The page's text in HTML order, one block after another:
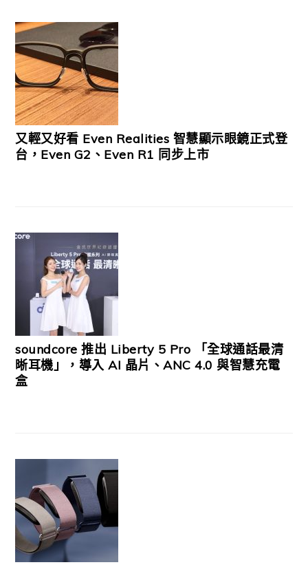
又輕又好看 Even Realities 智慧顯示眼鏡正式登
台，Even G2、Even R1 同步上市
soundcore 推出 Liberty 5 Pro 「全球通話最清
晰耳機」，導入 AI 晶片、ANC 4.0 與智慧充電
盒